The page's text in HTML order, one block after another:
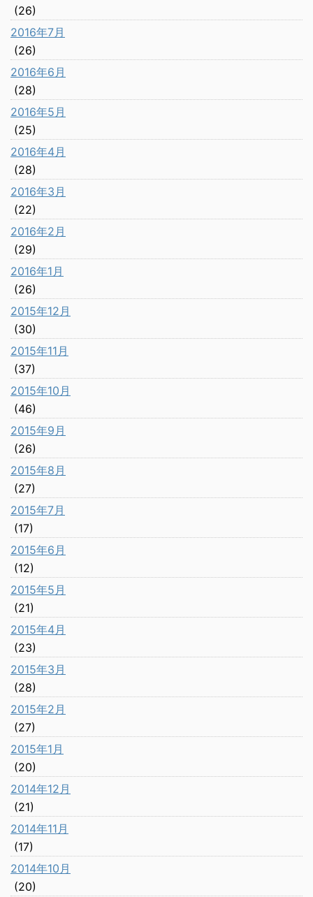
(26)
2016年7月
(26)
2016年6月
(28)
2016年5月
(25)
2016年4月
(28)
2016年3月
(22)
2016年2月
(29)
2016年1月
(26)
2015年12月
(30)
2015年11月
(37)
2015年10月
(46)
2015年9月
(26)
2015年8月
(27)
2015年7月
(17)
2015年6月
(12)
2015年5月
(21)
2015年4月
(23)
2015年3月
(28)
2015年2月
(27)
2015年1月
(20)
2014年12月
(21)
2014年11月
(17)
2014年10月
(20)